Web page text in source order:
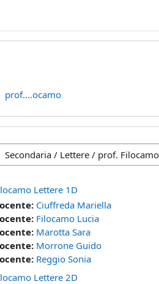
prof....ocamo
di corso
Lettere 1D
Ciuffreda Mariella
Filocamo Lucia
Marotta Sara
Morrone Guido
Reggio Sonia
Lettere 2D